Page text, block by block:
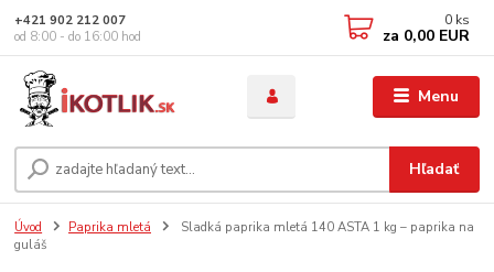
Menu
Hľadať
+421 902 212 007
od 8:00 - do 16:00 hod
0 ks
za 0,00 EUR
Úvod Paprika mletá
Sladká paprika mletá 140 ASTA 1 kg – paprika na
guláš